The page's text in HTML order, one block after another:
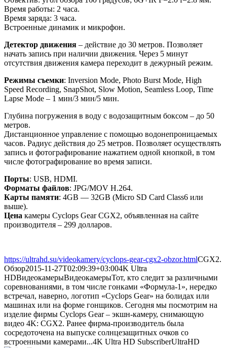
Время работы: 2 часа.
Время заряда: 3 часа.
Встроенные динамик и микрофон.
Детектор движения – действие до 30 метров. Позволяет
начать запись при наличии движения. Через 5 минут
отсутствия движения камера переходит в дежурный режим.
Режимы съемки: Inversion Mode, Photo Burst Mode, High
Speed Recording, SnapShot, Slow Motion, Seamless Loop, Time
Lapse Mode – 1 мин/3 мин/5 мин.
Глубина погружения в воду с водозащитным боксом – до 50
метров.
Дистанционное управление с помощью водонепроницаемых
часов. Радиус действия до 25 метров. Позволяет осуществлять
запись и фотографирование нажатием одной кнопкой, в том
числе фотографирование во время записи.
Порты: USB, HDMI.
Форматы файлов: JPG/MOV H.264.
Карты памяти: 4GB — 32GB (Micro SD Card Class6 или
выше).
Цена камеры Cyclops Gear CGX2, объявленная на сайте
производителя – 299 долларов.
https://ultrahd.su/videokamery/cyclops-gear-cgx2-obzor.htmlCGX2.
Обзор2015-11-27T02:09:39+03:004K Ultra
HDВидеокамерыВидеокамерыТот, кто следит за различными
соревнованиями, в том числе гонками «Формула-1», нередко
встречал, наверно, логотип «Cyclops Gear» на болидах или
машинах или на форме гонщиков. Сегодня мы посмотрим на
изделие фирмы Cyclops Gear – экшн-камеру, снимающую
видео 4K: CGX2. Ранее фирма-производитель была
сосредоточена на выпуске солнцезащитных очков со
встроенными камерами...4K Ultra HD SubscriberUltraHD